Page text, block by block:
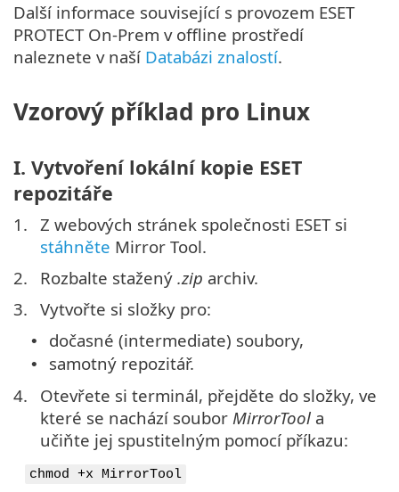
Další informace související s provozem ESET
PROTECT On-Prem v offline prostředí
naleznete v naší Databázi znalostí.
Vzorový příklad pro Linux
I. Vytvoření lokální kopie ESET
repozitáře
1. Z webových stránek společnosti ESET si
stáhněte Mirror Tool.
2.
Rozbalte stažený .zip archiv.
3. Vytvořte si složky pro:
• dočasné (intermediate) soubory,
•
samotný repozitář.
4.
Otevřete si terminál, přejděte do složky, ve
které se nachází soubor MirrorTool a
učiňte jej spustitelným pomocí příkazu:
chmod +x MirrorTool